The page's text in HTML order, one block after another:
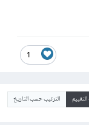
1
الترتيب حسب التاريخ